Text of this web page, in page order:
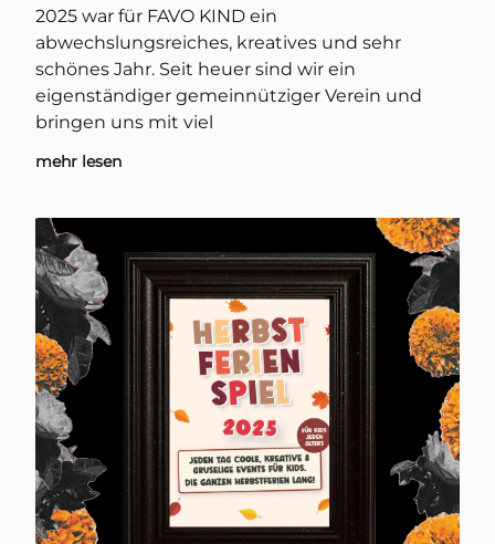
2025 war für FAVO KIND ein
abwechslungsreiches, kreatives und sehr
schönes Jahr. Seit heuer sind wir ein
eigenständiger gemeinnütziger Verein und
bringen uns mit viel
mehr lesen